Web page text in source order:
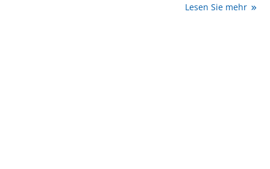
Reizdarmsyndrom führen können. DieseLesen Sie mehr